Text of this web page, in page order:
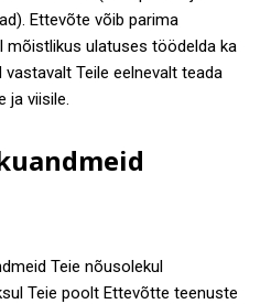
Ettevõte võib parima
mõistlikus ulatuses töödelda ka
Teile eelnevalt teada
ja viisile.
Teie nõusolekul
Teie poolt Ettevõtte teenuste